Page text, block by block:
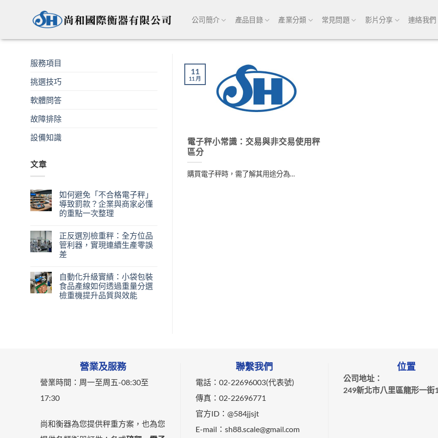
公司簡介 產品目錄 產業分類 常見問題 影片分享 連絡我們
服務項目
挑選技巧
軟體問答
故障排除
設備知識
文章
如何避免「不合格電子秤」
導致罰款？企業與商家必懂
的重點一次整理
正反選別檢重秤：全方位品
管利器，實現連續生產零誤
差
自動化升級實績：小袋包裝
食品產線如何透過重量分選
檢重機提升品質與效能
電子秤小常識：交易與非交易使用秤
區分
購買電子秤時，需了解其用途分為…
11
11 月
營業及服務
營業時間： 周一至周五-08:30至
17:30
尚和衡器為您提供秤重方案，也為您
聯繫我們
電話：02-22696003(代表號)
傳真：02-22696771
官方ID：@584jjsjt
E-mail：sh88.scale@gmail.com
位置
公司地址：
249新北市八里區龍形一街